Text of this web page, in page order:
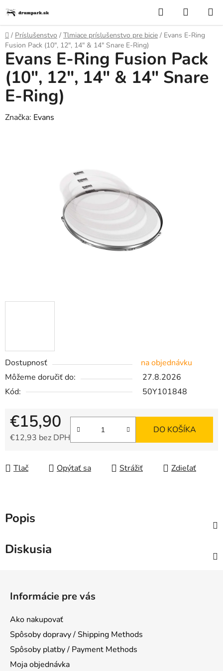
na
obsah
Hľadať
KOŠÍK
Domov
/ Príslušenstvo / Tlmiace príslušenstvo pre bicie / Evans E-Ring
Fusion Pack (10", 12", 14" & 14" Snare E-Ring)
Dostupnosť
na objednávku
Môžeme doručiť do:
27.8.2026
Kód:
50Y101848
€15,90
€12,93 bez DPH
DO KOŠÍKA
Tlač Opýtať sa Strážiť Zdieľať
Evans E-Ring Fusion Pack
(10", 12", 14" & 14" Snare
E-Ring)
Značka: Evans
Popis
Diskusia
Informácie pre vás
Ako nakupovať
Spôsoby dopravy / Shipping Methods
Spôsoby platby / Payment Methods
Moja objednávka